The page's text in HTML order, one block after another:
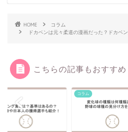
HOME
コラム
ドカベンは元々柔道の漫画だった？ドカベ
こちらの記事もおすすめ
コラム